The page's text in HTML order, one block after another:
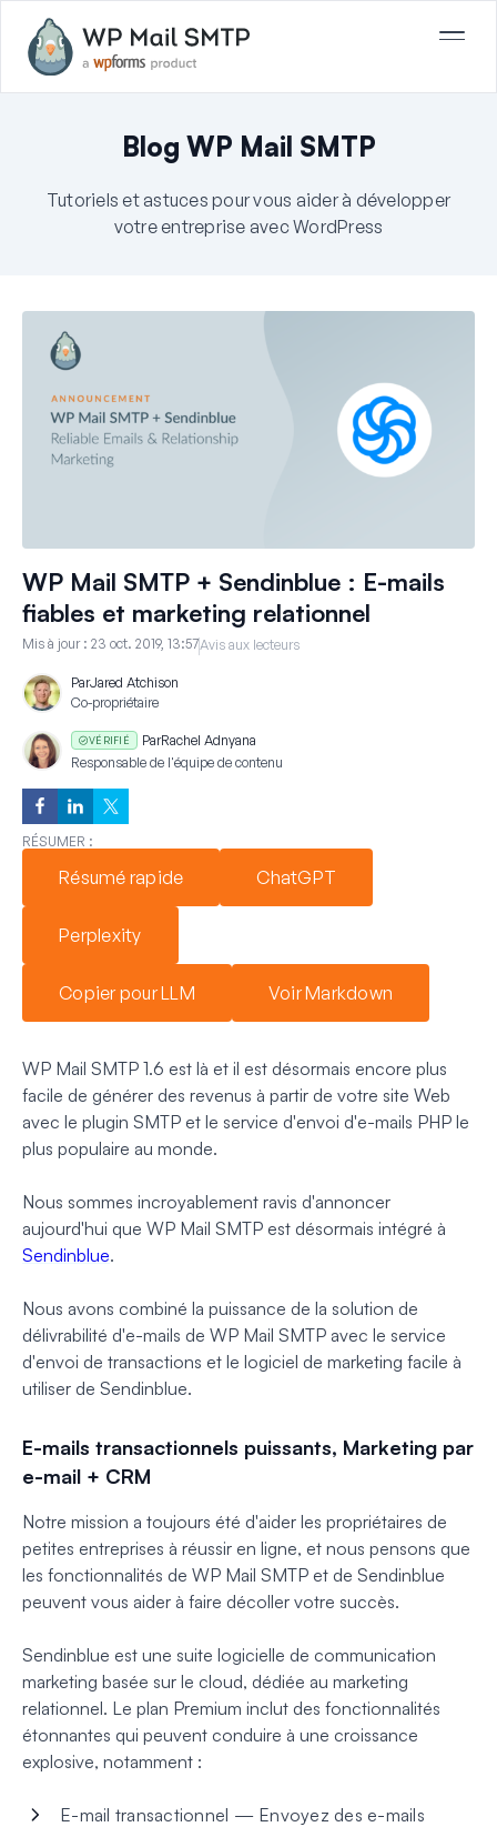
Blog WP Mail SMTP
Tutoriels et astuces pour vous aider à développer
votre entreprise avec WordPress
WP Mail SMTP + Sendinblue : E-mails
fiables et marketing relationnel
Mis à jour : 23 oct. 2019, 13:57Avis aux lecteurs
ParJared Atchison
Co-propriétaire
VÉRIFIÉ ParRachel Adnyana
Responsable de l'équipe de contenu
RÉSUMER :
Résumé rapide ChatGPT
Perplexity
Copier pour LLM Voir Markdown
WP Mail SMTP 1.6 est là et il est désormais encore plus
facile de générer des revenus à partir de votre site Web
avec le plugin SMTP et le service d'envoi d'e-mails PHP le
plus populaire au monde.
Nous sommes incroyablement ravis d'annoncer
aujourd'hui que WP Mail SMTP est désormais intégré à
Sendinblue.
Nous avons combiné la puissance de la solution de
délivrabilité d'e-mails de WP Mail SMTP avec le service
d'envoi de transactions et le logiciel de marketing facile à
utiliser de Sendinblue.
E-mails transactionnels puissants, Marketing par
e-mail + CRM
Notre mission a toujours été d'aider les propriétaires de
petites entreprises à réussir en ligne, et nous pensons que
les fonctionnalités de WP Mail SMTP et de Sendinblue
peuvent vous aider à faire décoller votre succès.
Sendinblue est une suite logicielle de communication
marketing basée sur le cloud, dédiée au marketing
relationnel. Le plan Premium inclut des fonctionnalités
étonnantes qui peuvent conduire à une croissance
explosive, notamment :
E-mail transactionnel — Envoyez des e-mails